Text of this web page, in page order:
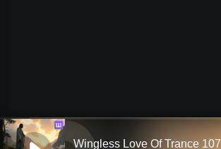
Ш
Wingless Love Of Trance 107